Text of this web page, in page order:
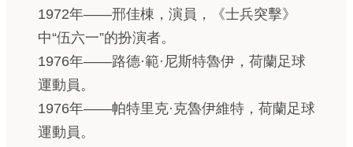
1972年——邢佳棟，演員，《士兵突擊》
中“伍六一”的扮演者。
1976年——路德·範·尼斯特魯伊，荷蘭足球
運動員。
1976年——帕特里克·克魯伊維特，荷蘭足球
運動員。